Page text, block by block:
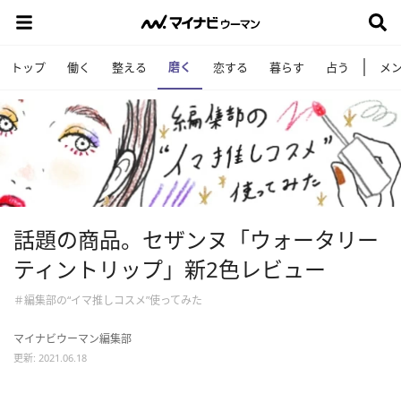
トップ 働く 整える 磨く 恋する 暮らす 占う メ
話題の商品。セザンヌ「ウォータリー
ティントリップ」新2色レビュー
＃編集部の“イマ推しコスメ”使ってみた
マイナビウーマン編集部
更新: 2021.06.18